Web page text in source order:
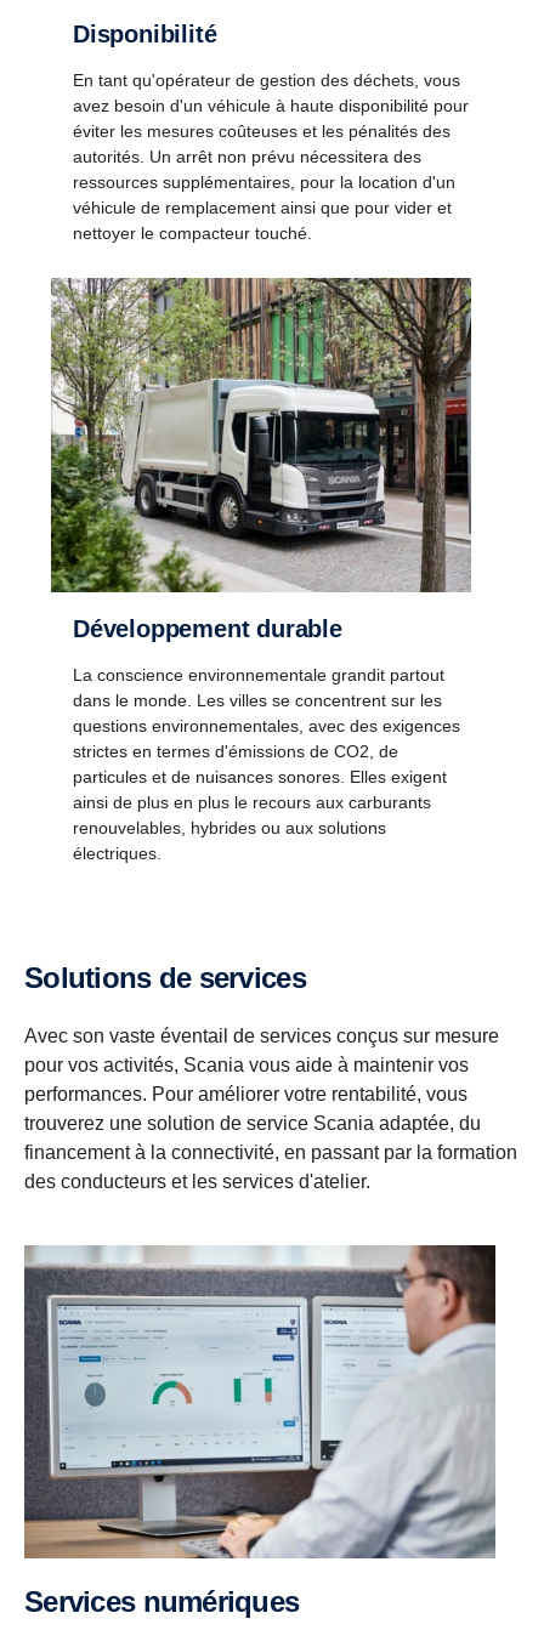
Disponibilité
En tant qu'opérateur de gestion des déchets, vous
avez besoin d'un véhicule à haute disponibilité pour
éviter les mesures coûteuses et les pénalités des
autorités. Un arrêt non prévu nécessitera des
ressources supplémentaires, pour la location d'un
véhicule de remplacement ainsi que pour vider et
nettoyer le compacteur touché.
Développement durable
La conscience environnementale grandit partout
dans le monde. Les villes se concentrent sur les
questions environnementales, avec des exigences
strictes en termes d'émissions de CO2, de
particules et de nuisances sonores. Elles exigent
ainsi de plus en plus le recours aux carburants
renouvelables, hybrides ou aux solutions
électriques.
Solutions de services
Avec son vaste éventail de services conçus sur mesure
pour vos activités, Scania vous aide à maintenir vos
performances. Pour améliorer votre rentabilité, vous
trouverez une solution de service Scania adaptée, du
financement à la connectivité, en passant par la formation
des conducteurs et les services d'atelier.
Services numériques